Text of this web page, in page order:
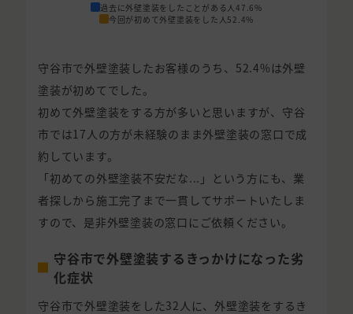
過去に外壁塗装をしたことがある人47.6%
今回が初めて外壁塗装をした人 52.4%
守谷市で外壁塗装したお客様のうち、52.4%は外壁
塗装が初めてでした。
初めて外壁塗装をする方が多いと思いますが、守谷
市では17人の方が未経験のまま外壁塗装の窓口で成
約しています。
「初めての外壁塗装不安だな...」という方にも、業
者探しから施工完了まで一貫してサポートいたしま
すので、是非外壁塗装の窓口にご依頼ください。
守谷市で外壁塗装するきっかけになった劣
化症状
守谷市で外壁塗装をした32人に、外壁塗装をするき